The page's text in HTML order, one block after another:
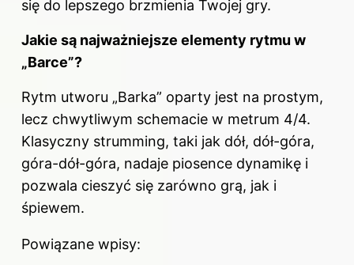
się do lepszego brzmienia Twojej gry.
Jakie są najważniejsze elementy rytmu w
„Barce”?
Rytm utworu „Barka” oparty jest na prostym,
lecz chwytliwym schemacie w metrum 4/4.
Klasyczny strumming, taki jak dół, dół-góra,
góra-dół-góra, nadaje piosence dynamikę i
pozwala cieszyć się zarówno grą, jak i
śpiewem.
Powiązane wpisy: